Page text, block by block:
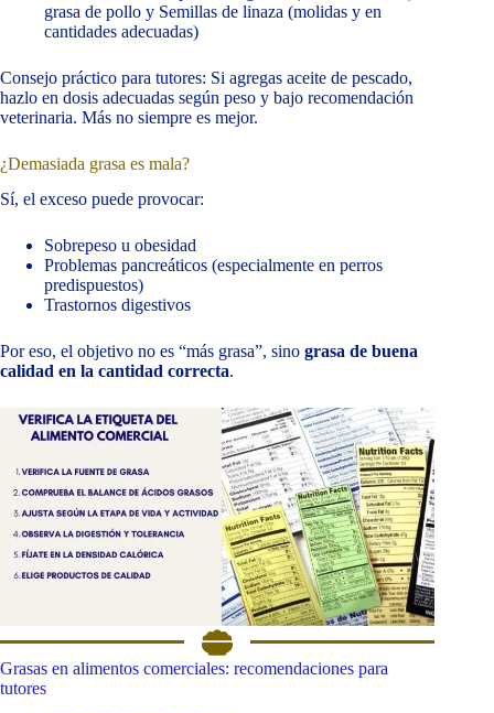
grasa de pollo y Semillas de linaza (molidas y en
cantidades adecuadas)
Consejo práctico para tutores: Si agregas aceite de pescado,
hazlo en dosis adecuadas según peso y bajo recomendación
veterinaria. Más no siempre es mejor.
¿Demasiada grasa es mala?
Sí, el exceso puede provocar:
Sobrepeso u obesidad
Problemas pancreáticos (especialmente en perros
predispuestos)
Trastornos digestivos
Por eso, el objetivo no es “más grasa”, sino grasa de buena
calidad en la cantidad correcta.
Grasas en alimentos comerciales: recomendaciones para
tutores